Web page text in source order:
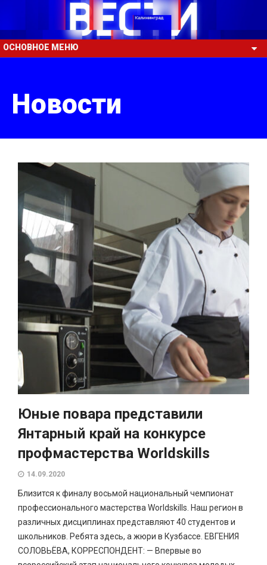
ОСНОВНОЕ МЕНЮ
Новости
Юные повара представили
Янтарный край на конкурсе
профмастерства Worldskills
14.09.2020
Близится к финалу восьмой национальный чемпионат
профессионального мастерства Worldskills. Наш регион в
различных дисциплинах представляют 40 студентов и
школьников. Ребята здесь, а жюри в Кузбассе. ЕВГЕНИЯ
СОЛОВЬЁВА, КОРРЕСПОНДЕНТ: — Впервые во